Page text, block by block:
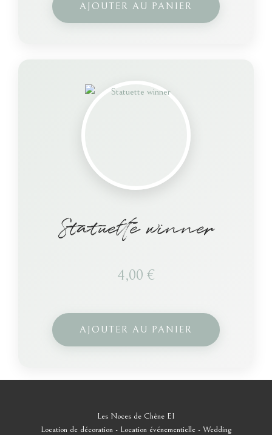
AJOUTER AU PANIER
Statuette winner
4,00 €
AJOUTER AU PANIER
Les Noces de Chêne EI
Location de décoration - Location événementielle - Wedding